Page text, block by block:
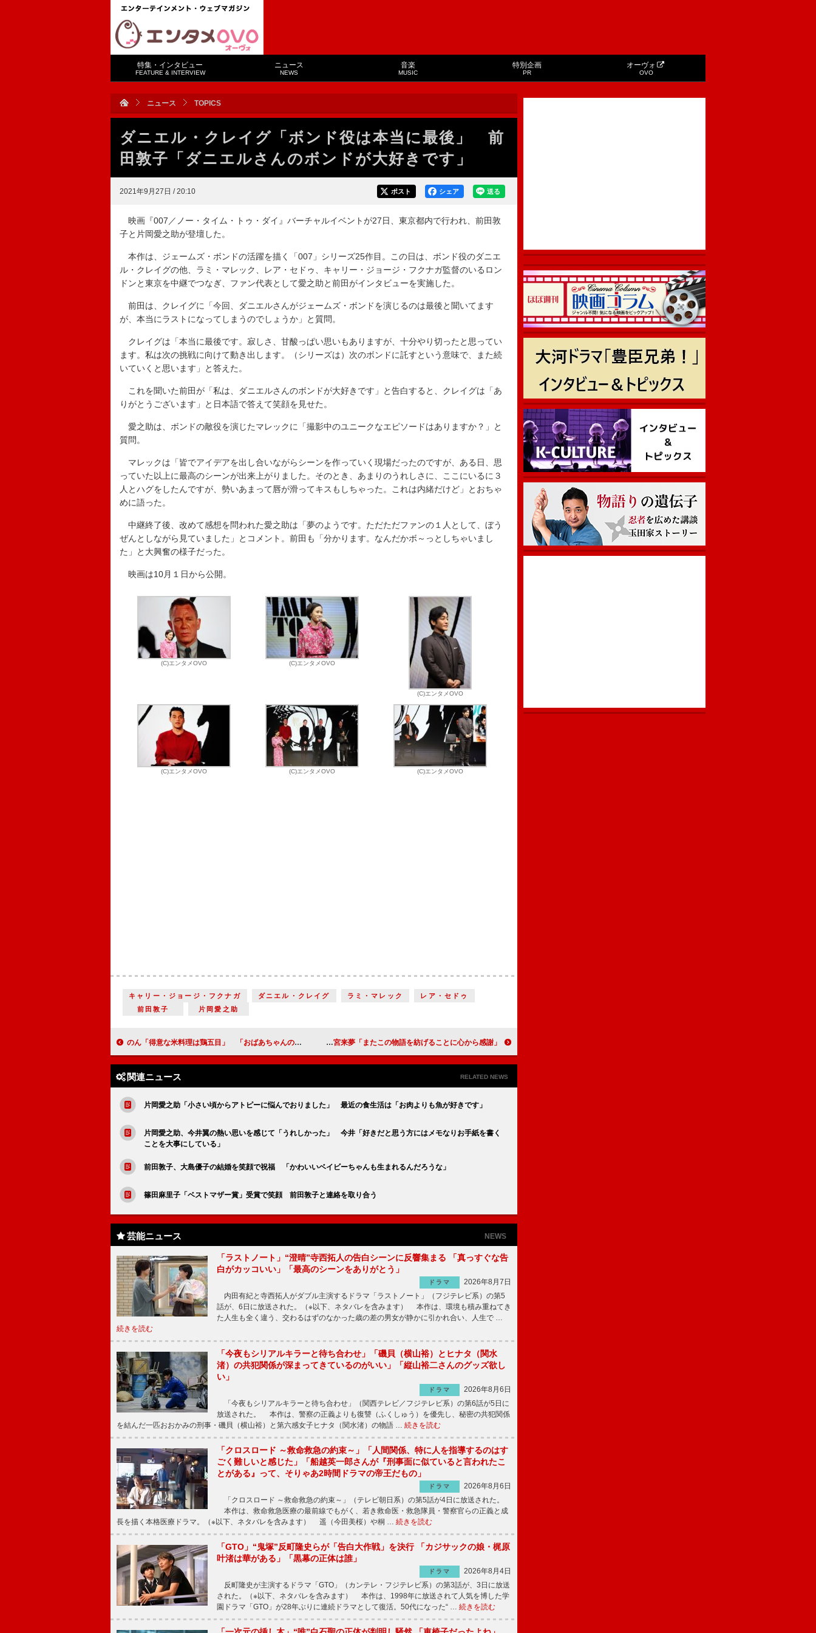
特集・インタビュー
FEATURE & INTERVIEW
ニュース
NEWS
音楽
MUSIC
特別企画
PR
オーヴォ
OVO
ニュース TOPICS
ダニエル・クレイグ「ボンド役は本当に最後」 前
田敦子「ダニエルさんのボンドが大好きです」
2021年9月27日 / 20:10 送る
シェア
ポスト
映画『007／ノー・タイム・トゥ・ダイ』バーチャルイベントが27日、東京都内で行われ、前田敦
子と片岡愛之助が登壇した。
本作は、ジェームズ・ボンドの活躍を描く「007」シリーズ25作目。この日は、ボンド役のダニエ
ル・クレイグの他、ラミ・マレック、レア・セドゥ、キャリー・ジョージ・フクナガ監督のいるロン
ドンと東京を中継でつなぎ、ファン代表として愛之助と前田がインタビューを実施した。
前田は、クレイグに「今回、ダニエルさんがジェームズ・ボンドを演じるのは最後と聞いてます
が、本当にラストになってしまうのでしょうか」と質問。
クレイグは「本当に最後です。寂しさ、甘酸っぱい思いもありますが、十分やり切ったと思ってい
ます。私は次の挑戦に向けて動き出します。（シリーズは）次のボンドに託すという意味で、また続
いていくと思います」と答えた。
これを聞いた前田が「私は、ダニエルさんのボンドが大好きです」と告白すると、クレイグは「あ
りがとうございます」と日本語で答えて笑顔を見せた。
愛之助は、ボンドの敵役を演じたマレックに「撮影中のユニークなエピソードはありますか？」と
質問。
マレックは「皆でアイデアを出し合いながらシーンを作っていく現場だったのですが、ある日、思
っていた以上に最高のシーンが出来上がりました。そのとき、あまりのうれしさに、ここにいるに３
人とハグをしたんですが、勢いあまって唇が滑ってキスもしちゃった。これは内緒だけど」とおちゃ
めに語った。
中継終了後、改めて感想を問われた愛之助は「夢のようです。ただただファンの１人として、ぼう
ぜんとしながら見ていました」とコメント。前田も「分かります。なんだかボ～っとしちゃいまし
た」と大興奮の様子だった。
映画は10月１日から公開。
(C)エンタメOVO (C)エンタメOVO
(C)エンタメOVO
(C)エンタメOVO (C)エンタメOVO (C)エンタメOVO
キャリー・ジョージ・フクナガ ダニエル・クレイグ ラミ・マレック
レア・セドゥ
前田敦子
片岡愛之助
のん「得意な米料理は鶏五目」 「おばあちゃんのを目指して作っています」 ミュージカル『刀剣乱舞』コロナでの中止を乗り越え再始動！ 岡宮来夢「またこの物語を紡げることに心から感謝」
関連ニュース RELATED NEWS
片岡愛之助「小さい頃からアトピーに悩んでおりました」 最近の食生活は「お肉よりも魚が好きです」
片岡愛之助、今井翼の熱い思いを感じて「うれしかった」 今井「好きだと思う方にはメモなりお手紙を書く
ことを大事にしている」
前田敦子、大島優子の結婚を笑顔で祝福 「かわいいベイビーちゃんも生まれるんだろうな」
篠田麻里子「ベストマザー賞」受賞で笑顔 前田敦子と連絡を取り合う
芸能ニュース NEWS
「ラストノート」“澄晴”寺西拓人の告白シーンに反響集まる 「真っすぐな告
白がカッコいい」「最高のシーンをありがとう」
ドラマ
2026年8月7日
内田有紀と寺西拓人がダブル主演するドラマ「ラストノート」（フジテレビ系）の第5
話が、6日に放送された。（※以下、ネタバレを含みます） 本作は、環境も積み重ねてき
た人生も全く違う、交わるはずのなかった歳の差の男女が静かに引かれ合い、人生で …
続きを読む
「今夜もシリアルキラーと待ち合わせ」「磯貝（横山裕）とヒナタ（関水
渚）の共犯関係が深まってきているのがいい」「縦山裕二さんのグッズ欲し
い」
ドラマ
2026年8月6日
「今夜もシリアルキラーと待ち合わせ」（関西テレビ／フジテレビ系）の第6話が5日に
放送された。 本作は、警察の正義よりも復讐（ふくしゅう）を優先し、秘密の共犯関係
を結んだ一匹おおかみの刑事・磯貝（横山裕）と第六感女子ヒナタ（関水渚）の物語 … 続きを読む
「クロスロード ～救命救急の約束～」「人間関係、特に人を指導するのはす
ごく難しいと感じた」「船越英一郎さんが『刑事面に似ていると言われたこ
とがある』って、そりゃあ2時間ドラマの帝王だもの」
ドラマ
2026年8月6日
「クロスロード ～救命救急の約束～」（テレビ朝日系）の第5話が4日に放送された。
本作は、救命救急医療の最前線でもがく、若き救命医・救急隊員・警察官らの正義と成
長を描く本格医療ドラマ。（※以下、ネタバレを含みます） 遥（今田美桜）や桐 … 続きを読む
「GTO」“鬼塚”反町隆史らが「告白大作戦」を決行 「カジサックの娘・梶原
叶渚は華がある」「黒幕の正体は誰」
ドラマ
2026年8月4日
反町隆史が主演するドラマ「GTO」（カンテレ・フジテレビ系）の第3話が、3日に放送
された。（※以下、ネタバレを含みます） 本作は、1998年に放送されて人気を博した学
園ドラマ「GTO」が28年ぶりに連続ドラマとして復活。50代になった“ … 続きを読む